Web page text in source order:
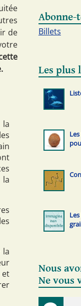
de
et
Abonne-
Billets
Les plus
Nous
Ne vous